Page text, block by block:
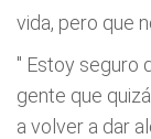
vida, pero que
" Estoy seguro
gente que
a volver a dar